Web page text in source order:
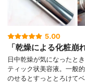
5.00
「乾燥による化粧崩
日中乾燥が気になったと
ティック状美容液。一般
のせるとすっととろけて